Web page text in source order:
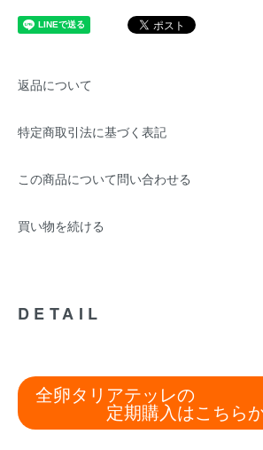
返品について
特定商取引法に基づく表記
この商品について問い合わせる
買い物を続ける
DETAIL
全卵タリアテッレの
定期購入はこちらか